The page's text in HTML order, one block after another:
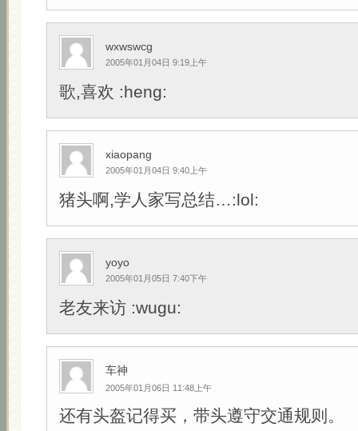
wxwswcg
2005年01月04日 9:19上午
歌,喜欢 :heng:
xiaopang
2005年01月04日 9:40上午
猪头啊,学人家写总结…:lol:
yoyo
2005年01月05日 7:40下午
老友来访 :wugu:
车神
2005年01月06日 11:48上午
还有头盔记得买，带头遵守交通规则。